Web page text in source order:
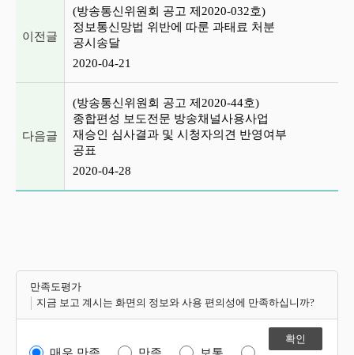
이전글
(방송통신위원회 공고 제2020-032호)
정보통신망법 위반에 따룬 과태료 처분
공시송달
2020-04-21
다음글
(방송통신위원회 공고 제2020-44호)
종합편성 보도전문 방송채널사용사업
재승인 심사결과 및 시청자의견 반영여부
공표
2020-04-28
만족도평가
지금 보고 계시는 화면의 정보와 사용 편의성에 만족하십니까?